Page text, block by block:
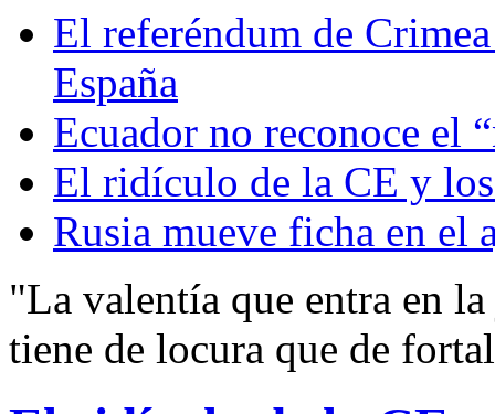
El referéndum de
España
Ecuador no reconoce el
El ridículo de la CE y
Rusia mueve ficha en el
"La valentía que entra en
tiene de locura que de